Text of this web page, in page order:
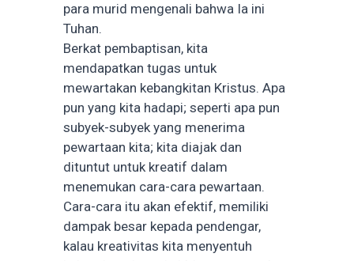
para murid mengenali bahwa Ia ini
Tuhan.
Berkat pembaptisan, kita
mendapatkan tugas untuk
mewartakan kebangkitan Kristus. Apa
pun yang kita hadapi; seperti apa pun
subyek-subyek yang menerima
pewartaan kita; kita diajak dan
dituntut untuk kreatif dalam
menemukan cara-cara pewartaan.
Cara-cara itu akan efektif, memiliki
dampak besar kepada pendengar,
kalau kreativitas kita menyentuh